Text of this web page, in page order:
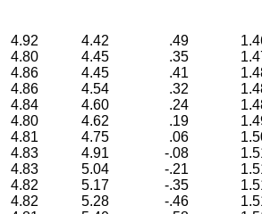
4.92 4.42 .49
4.80 4.45 .35
4.86 4.45 .41
4.86 4.54 .32
4.84 4.60 .24
4.80 4.62 .19
4.81 4.75 .06
4.83 4.91 -.08
4.83 5.04 -.21
4.82 5.17 -.35
4.82 5.28 -.46